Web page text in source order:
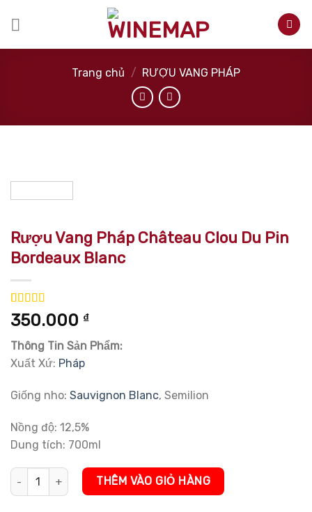
Trang chủ / RƯỢU VANG PHÁP
Rượu Vang Pháp Château Clou Du Pin
Bordeaux Blanc
5.00trên 5
dựa trên
1
350.000 ₫
Thông Tin Sản Phẩm:
Xuất Xứ: Pháp
Giống nho: Sauvignon Blanc, Semilion
Nồng độ: 12,5%
Dung tích: 700ml
Rượu Vang Pháp Château Clou Du Pin Bordeaux Blanc số lượng
THÊM VÀO GIỎ HÀNG